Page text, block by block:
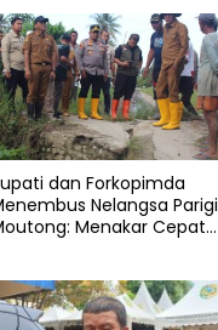
dan Forkopimda
Nelangsa Parigi
Menakar Cepat